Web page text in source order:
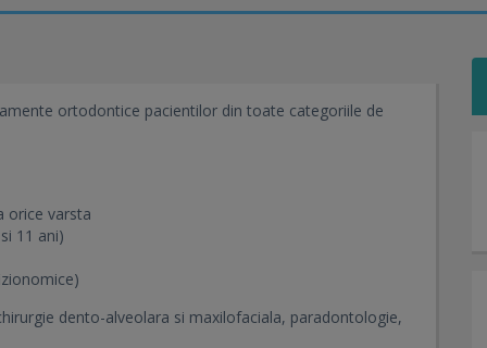
ortodontice pacientilor din toate categoriile de
orice varsta
11 ani)
dento-alveolara si maxilofaciala, paradontologie,